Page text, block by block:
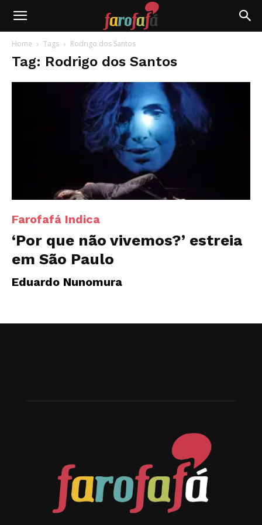
Farofafá
Home Tags Rodrigo dos Santos
Tag: Rodrigo dos Santos
Farofafá Indica
‘Por que não vivemos?’ estreia
em São Paulo
Eduardo Nunomura